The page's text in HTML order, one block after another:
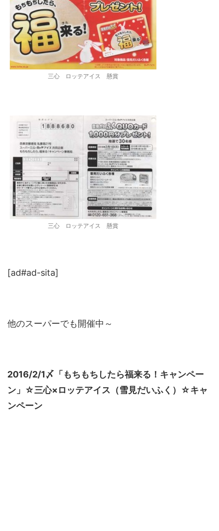
三心 ロッテアイス 懸賞
三心 ロッテアイス 懸賞
[ad#ad-sita]
他のスーパーでも開催中～
2016/2/1〆「もちもちしたら福来る！キャンペー
ン」☆三心×ロッテアイス（雪見だいふく）☆キャ
ンペーン